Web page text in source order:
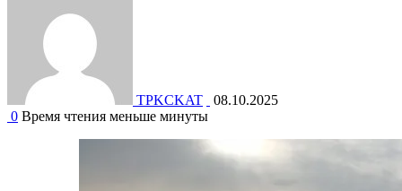
TPKCKAT
08.10.2025
0 Время чтения меньше минуты